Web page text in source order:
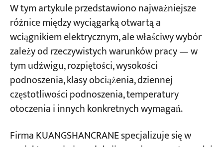
W tym artykule przedstawiono najważniejsze
różnice między wyciągarką otwartą a
wciągnikiem elektrycznym, ale właściwy wybór
zależy od rzeczywistych warunków pracy — w
tym udźwigu, rozpiętości, wysokości
podnoszenia, klasy obciążenia, dziennej
częstotliwości podnoszenia, temperatury
otoczenia i innych konkretnych wymagań.
Firma KUANGSHANCRANE specjalizuje się w